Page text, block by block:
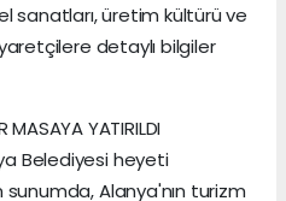
sanatları, üretim kültürü ve
detaylı bilgiler
MASAYA YATIRILDI
Belediyesi heyeti
Alanya'nın turizm